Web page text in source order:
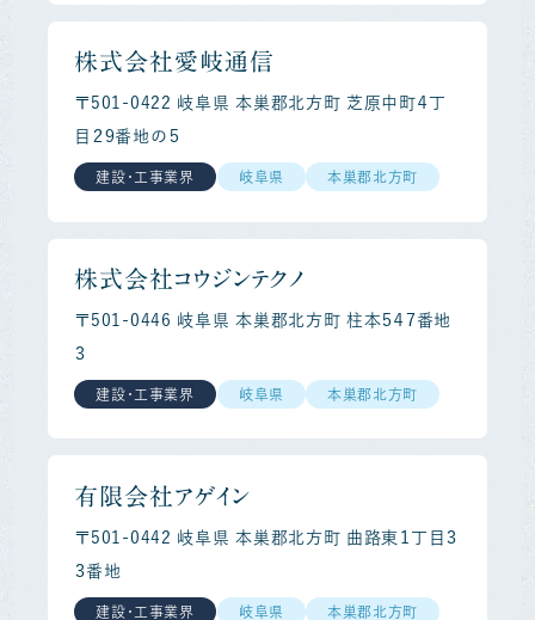
株式会社愛岐通信
〒501-0422 岐阜県 本巣郡北方町 芝原中町４丁
目２９番地の５
建設・工事業界 岐阜県 本巣郡北方町
株式会社コウジンテクノ
〒501-0446 岐阜県 本巣郡北方町 柱本５４７番地
３
建設・工事業界 岐阜県 本巣郡北方町
有限会社アゲイン
〒501-0442 岐阜県 本巣郡北方町 曲路東１丁目３
３番地
建設・工事業界 岐阜県 本巣郡北方町